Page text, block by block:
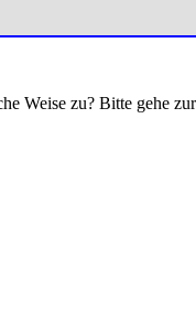
Weise zu? Bitte gehe